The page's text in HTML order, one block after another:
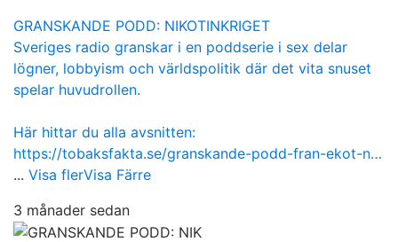
GRANSKANDE PODD: NIKOTINKRIGET
Sveriges radio granskar i en poddserie i sex delar
lögner, lobbyism och världspolitik där det vita snuset
spelar huvudrollen.
Här hittar du alla avsnitten:
https://tobaksfakta.se/granskande-podd-fran-ekot-n…
... Visa flerVisa Färre
3 månader sedan